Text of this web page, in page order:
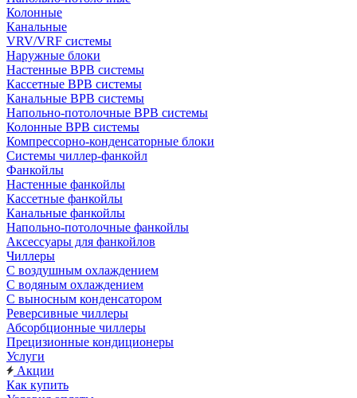
Колонные
Канальные
VRV/VRF системы
Наружные блоки
Настенные ВРВ системы
Кассетные ВРВ системы
Канальные ВРВ системы
Напольно-потолочные ВРВ системы
Колонные ВРВ системы
Компрессорно-конденсаторные блоки
Системы чиллер-фанкойл
Фанкойлы
Настенные фанкойлы
Кассетные фанкойлы
Канальные фанкойлы
Напольно-потолочные фанкойлы
Аксессуары для фанкойлов
Чиллеры
С воздушным охлаждением
С водяным охлаждением
С выносным конденсатором
Реверсивные чиллеры
Абсорбционные чиллеры
Прецизионные кондиционеры
Услуги
Акции
Как купить